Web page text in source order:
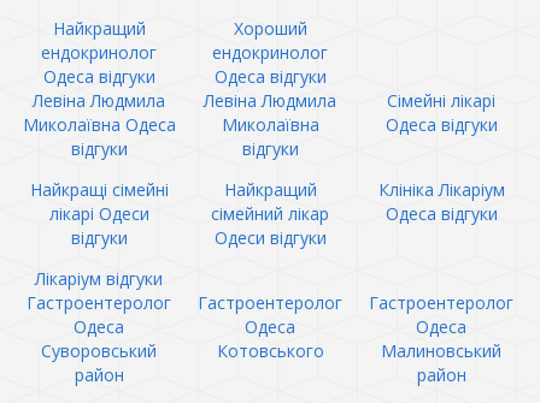
Найкращий
ендокринолог
Одеса відгуки
Хороший
ендокринолог
Одеса відгуки
Левіна Людмила
Миколаївна Одеса
відгуки
Левіна Людмила
Миколаївна
відгуки
Сімейні лікарі
Одеса відгуки
Найкращі сімейні
лікарі Одеси
відгуки
Найкращий
сімейний лікар
Одеси відгуки
Клініка Лікаріум
Одеса відгуки
Лікаріум відгуки
Гастроентеролог
Одеса
Суворовський
район
Гастроентеролог
Одеса
Котовського
Гастроентеролог
Одеса
Малиновський
район